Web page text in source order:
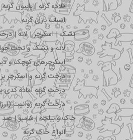
قلاده گربه | پاپیون گربه
اسباب بازی گربه
تشک | اسکرچر | لانه |
لانه و تشک و تخت
اسکرچرهای کوچک و
درخت گربه و اسکرچر
درخت گربه آماده
درخت گربه ژوانیت
خاک و بیلچه | شامپو |
انواع خاک گربه